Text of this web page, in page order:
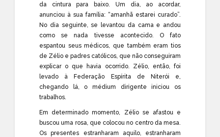
da cintura para baixo. Um dia, ao acordar,
anunciou à sua família: “amanhã estarei curado”.
No dia seguinte, se levantou da cama e andou
como se nada tivesse acontecido. O fato
espantou seus médicos, que também eram tios
de Zélio e padres católicos, que não conseguiram
explicar o que havia ocorrido. Zélio, então, foi
levado à Federação Espírita de Niterói e,
chegando lá, o médium dirigente iniciou os
trabalhos.
Em determinado momento, Zélio se afastou e
buscou uma rosa, que colocou no centro da mesa.
Os presentes estranharam aquilo, estranharam